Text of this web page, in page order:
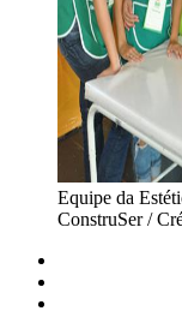
Equipe da
ConstruSer /